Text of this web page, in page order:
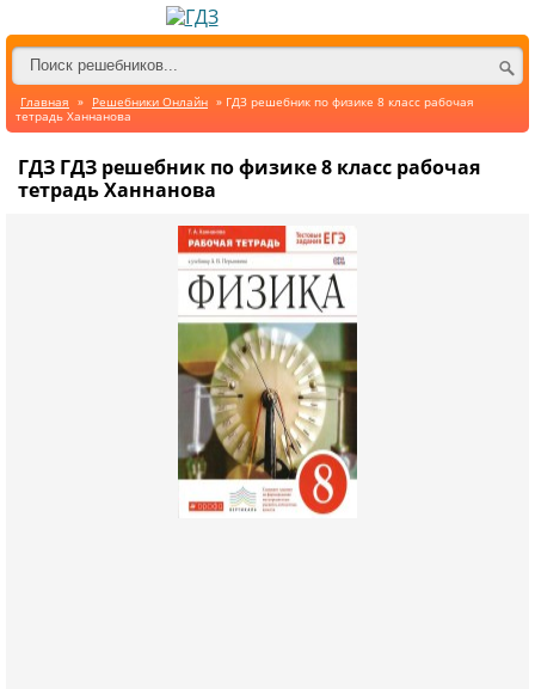
Главная » Решебники Онлайн » ГДЗ решебник по физике 8 класс рабочая
тетрадь Ханнанова
ГДЗ ГДЗ решебник по физике 8 класс рабочая
тетрадь Ханнанова